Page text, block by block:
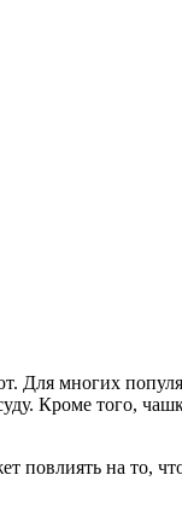
Для многих
Кроме того,
повлиять на то,